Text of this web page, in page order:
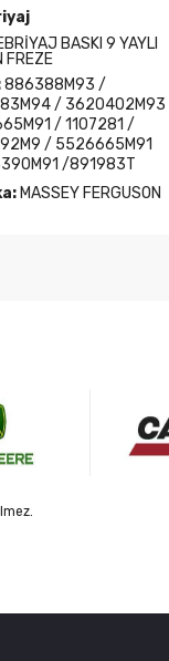
BASKI 9 YAYLI
FREZE
886388M93 /
/
/ 1107281 /
/ 5526665M91
/891983T
MASSEY FERGUSON